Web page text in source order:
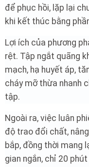
để phục hồi, lặp lại
khi kết thúc bằng
Lợi ích của phương
rệt. Tập ngắt quãng
mạch, hạ huyết áp,
cháy mỡ thừa nhanh
tập.
Ngoài ra, việc luân
độ trao đổi chất,
bắp, đồng thời mang
gian ngắn, chỉ 20